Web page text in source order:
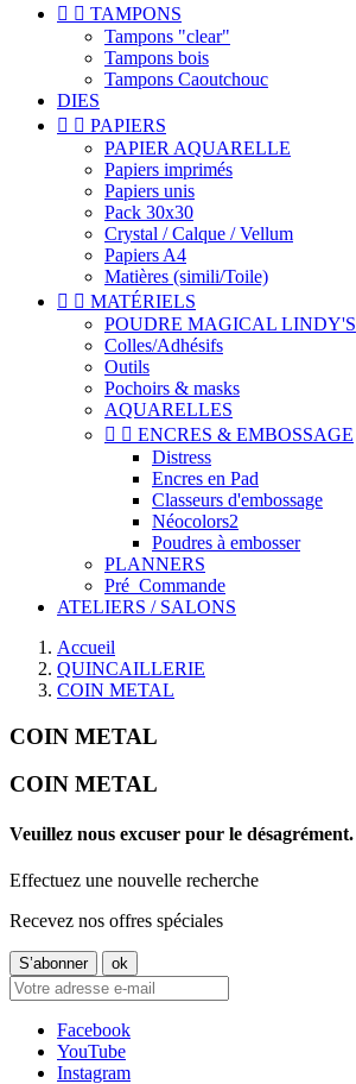
  TAMPONS
Tampons "clear"
Tampons bois
Tampons Caoutchouc
DIES
  PAPIERS
PAPIER AQUARELLE
Papiers imprimés
Papiers unis
Pack 30x30
Crystal / Calque / Vellum
Papiers A4
Matières (simili/Toile)
  MATÉRIELS
POUDRE MAGICAL LINDY'S
Colles/Adhésifs
Outils
Pochoirs & masks
AQUARELLES
  ENCRES & EMBOSSAGE
Distress
Encres en Pad
Classeurs d'embossage
Néocolors2
Poudres à embosser
PLANNERS
Pré_Commande
ATELIERS / SALONS
Accueil
QUINCAILLERIE
COIN METAL
COIN METAL
COIN METAL
Veuillez nous excuser pour le désagrément.
Effectuez une nouvelle recherche
Recevez nos offres spéciales
Facebook
YouTube
Instagram